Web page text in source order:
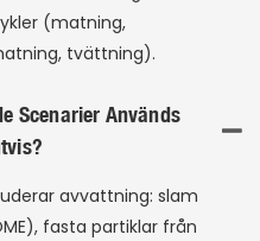
(matning,
tvättning).
Scenarier Används
avvattning: slam
fasta partiklar från